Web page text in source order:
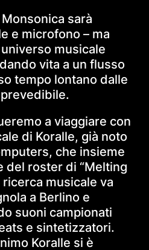
sarà
e microfono – ma
musicale
vita a un flusso
tempo lontano dalle
a viaggiare con
di Koralle, già noto
che insieme
del roster di “Melting
ricerca musicale va
a Berlino e
suoni campionati
e sintetizzatori.
Koralle si è